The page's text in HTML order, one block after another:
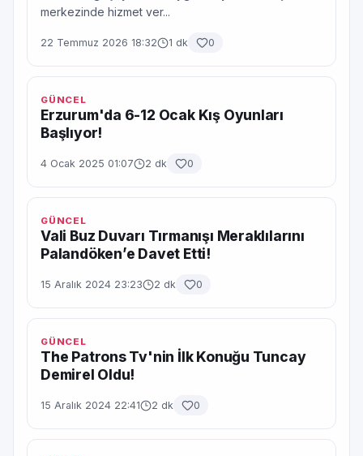
merkezinde hizmet ver...
22 Temmuz 2026 18:32 1 dk 0
GÜNCEL
Erzurum'da 6-12 Ocak Kış Oyunları
Başlıyor!
4 Ocak 2025 01:07 2 dk 0
GÜNCEL
Vali Buz Duvarı Tırmanışı Meraklılarını
Palandöken’e Davet Etti!
15 Aralık 2024 23:23 2 dk 0
GÜNCEL
The Patrons Tv'nin İlk Konuğu Tuncay
Demirel Oldu!
15 Aralık 2024 22:41 2 dk 0